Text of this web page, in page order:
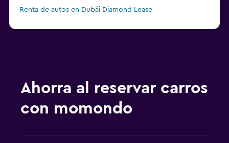
Renta de autos en Dubái Diamond Lease
Ahorra al reservar carros
con momondo